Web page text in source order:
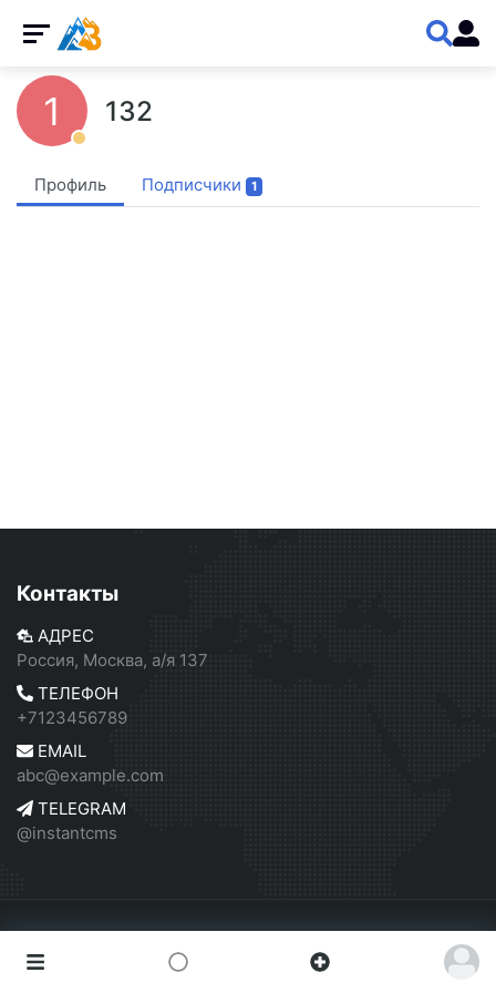
1 132
Профиль Подписчики 1
Контакты
АДРЕС
Россия, Москва, а/я 137
ТЕЛЕФОН
+7123456789
EMAIL
abc@example.com
TELEGRAM
@instantcms